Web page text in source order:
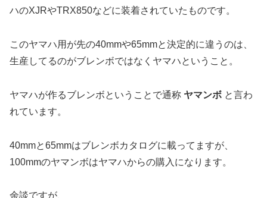
ハのXJRやTRX850などに装着されていたものです。
このヤマハ用が先の40mmや65mmと決定的に違うのは、
生産してるのがブレンボではなくヤマハということ。
ヤマハが作るブレンボということで通称 ヤマンボ と言わ
れています。
40mmと65mmはブレンボカタログに載ってますが、
100mmのヤマンボはヤマハからの購入になります。
余談ですが、